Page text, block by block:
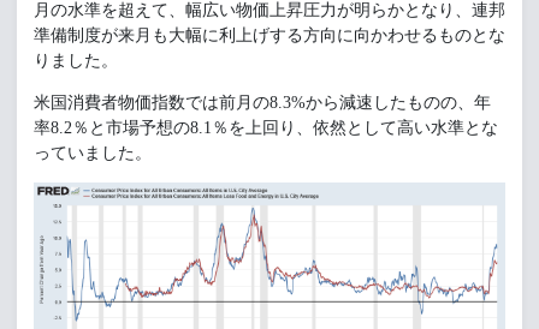
月の水準を超えて、幅広い物価上昇圧力が明らかとなり、連邦
準備制度が来月も大幅に利上げする方向に向かわせるものとな
りました。
米国消費者物価指数では前月の8.3%から減速したものの、年
率8.2％と市場予想の8.1％を上回り、依然として高い水準とな
っていました。